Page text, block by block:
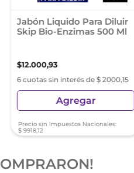
Jabón Liquido Para Diluir
Skip Bio-Enzimas 500 Ml
$12.000,93
6 cuotas sin interés de $ 2000,15
Agregar
Precio sin Impuestos Nacionales:
$ 9918,12